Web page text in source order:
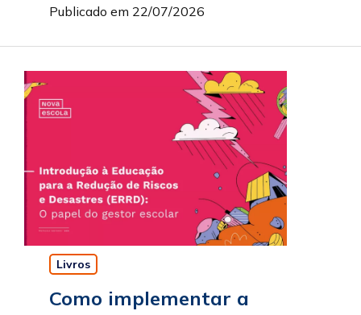
Publicado em 22/07/2026
Livros
Como implementar a